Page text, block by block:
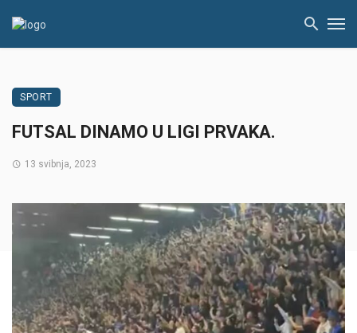
SPORT
FUTSAL DINAMO U LIGI PRVAKA.
13 svibnja, 2023